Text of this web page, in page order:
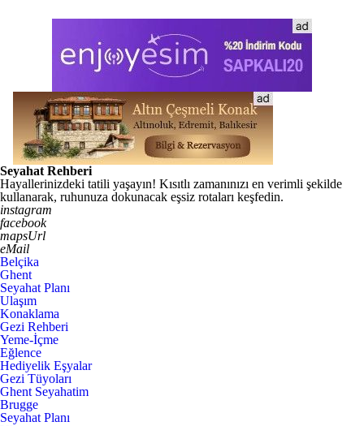
Seyahat Rehberi
Hayallerinizdeki tatili yaşayın! Kısıtlı zamanınızı en verimli şekilde
kullanarak, ruhunuza dokunacak eşsiz rotaları keşfedin.
instagram
facebook
mapsUrl
eMail
Belçika
Ghent
Seyahat Planı
Ulaşım
Konaklama
Gezi Rehberi
Yeme-İçme
Eğlence
Hediyelik Eşyalar
Gezi Tüyoları
Ghent Seyahatim
Brugge
Seyahat Planı